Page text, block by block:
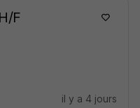
F
il y a 4 jours